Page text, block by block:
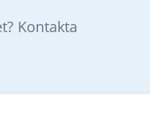
Kontakta